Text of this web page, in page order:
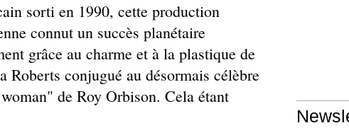
sorti en 1990, cette production
connut un succès planétaire
grâce au charme et à la plastique de
Roberts conjugué au désormais célèbre
de Roy Orbison. Cela étant